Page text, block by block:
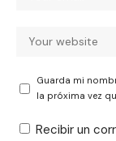
Guarda mi
la próxima vez
Recibir un